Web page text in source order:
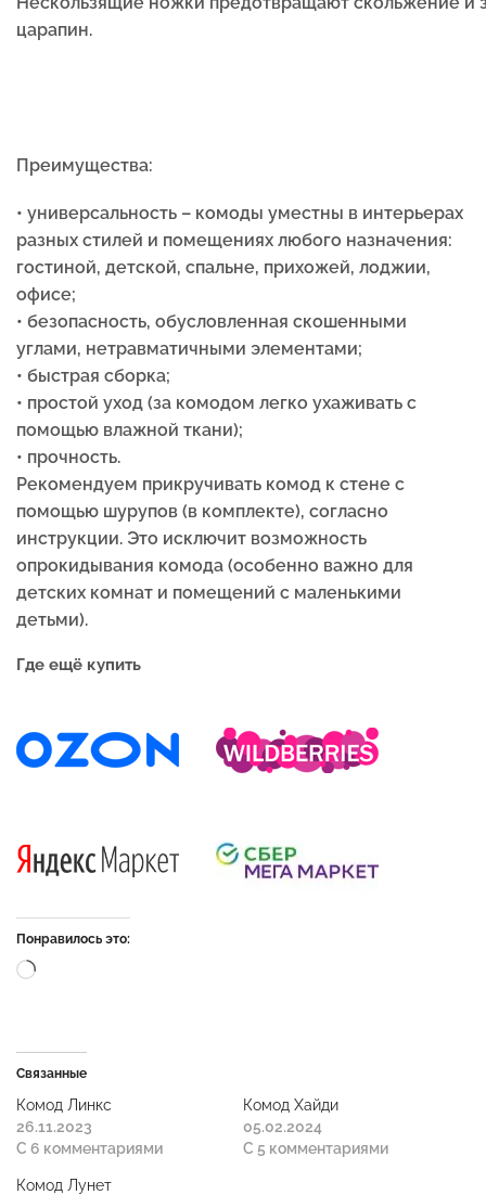
царапин.
Преимущества:
• универсальность – комоды уместны в интерьерах
разных стилей и помещениях любого назначения:
гостиной, детской, спальне, прихожей, лоджии,
офисе;
• безопасность, обусловленная скошенными
углами, нетравматичными элементами;
• быстрая сборка;
• простой уход (за комодом легко ухаживать с
помощью влажной ткани);
• прочность.
Рекомендуем прикручивать комод к стене с
помощью шурупов (в комплекте), согласно
инструкции. Это исключит возможность
опрокидывания комода (особенно важно для
детских комнат и помещений с маленькими
детьми).
Где ещё купить
Понравилось это:
Связанные
Комод Линкс
26.11.2023
С 6 комментариями
Комод Хайди
05.02.2024
С 5 комментариями
Комод Лунет